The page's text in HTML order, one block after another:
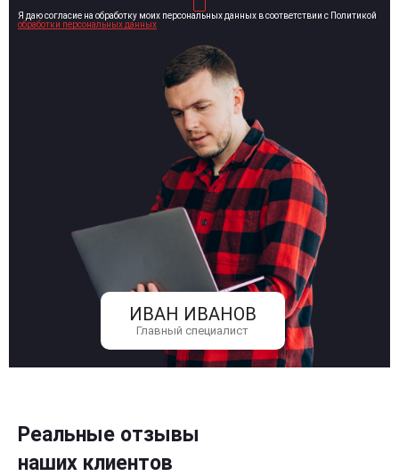
ИВАН ИВАНОВ
Главный специалист
Я даю согласие на обработку моих персональных данных в соответствии с Политикой
обработки персональных данных
Реальные отзывы
наших клиентов